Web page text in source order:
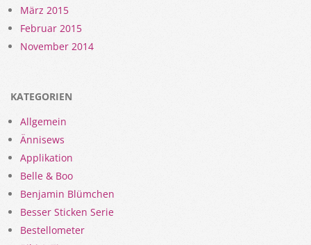
März 2015
Februar 2015
November 2014
KATEGORIEN
Allgemein
Ännisews
Applikation
Belle & Boo
Benjamin Blümchen
Besser Sticken Serie
Bestellometer